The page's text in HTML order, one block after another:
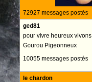
72927 messages postés
ged81
pour vivre heureux vivons
Gourou Pigeonneux
10055 messages postés
le chardon